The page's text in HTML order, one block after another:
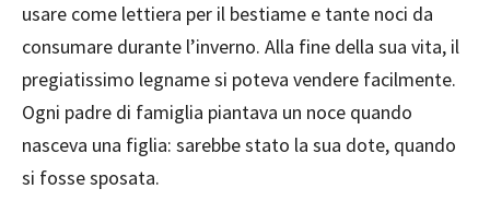
usare come lettiera per il bestiame e tante noci da
consumare durante l’inverno. Alla fine della sua vita, il
pregiatissimo legname si poteva vendere facilmente.
Ogni padre di famiglia piantava un noce quando
nasceva una figlia: sarebbe stato la sua dote, quando
si fosse sposata.